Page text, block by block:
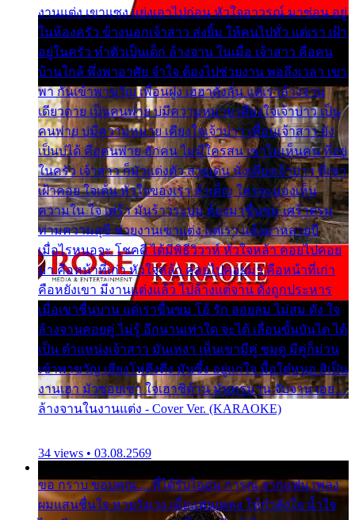
งานแต่ง เขาแซง แย่งเอาไปก่อน หัวใจอาวรณ์ มาซ่อน อยู่
ในห้องครัว ข้างนอกเจ้าสาว ส่งยิ้ม ให้คนไปทั่ว แต่เรา เฝ้า
อยู่ในครัว ทำตัวเป็นเด็ก ล้างจาน ในเมื่อ เจ้าสาว คือคน
บ้านใกล้ พึ่งพาอาศัย จำใจ ต้องไปช่วยงาน พอถึงเวลา เขา
พา กันเข้าพาขวัญ เพื่อนฝูง เฮฮาดังลั่น แต่เราล้างจาน
เดียวดาย เป็นคนพ่าย บ่มีความหมาย เคียงใจเจ้าบ่าว เป็น
คนพ่าย บ่มีความหมาย เคียงใจเจ้าบ่าว เพื่อนเจ้าสาว ยัง
เป็นบ่ได้ คือคนพ่าย ฮักคน ไม่มีใครสน เขาไม่เห็นคน ที่อยู่
ในครัว เจ้าสาว ก็มัวแต่งตัว สวยเด่น นั่งเคียงเจ้าบ่าว ที่เขา
เฝ้าคอย ใจเต้น หัวใจของเรา ลำเค็ญ ใครจะมองเห็น
ความใน ใจ เศร้า มันร้าวระบม ต้องมาขื่นขม เศร้าตรม
ท่ามความสุขี ช่วยงานเขาแต่ง แต่เรา แล้งมาหลายปี
เมื่อไรหนอจะ โชคดี ได้มีพิธีวิวาห์ หัวใจหล้า คอยไปคอย
มา คือหน้าที่เก่า หัวใจหล้า คอยไปคอยมา คือหน้าที่เก่า
คือหยังเขา มีงานแต่งแล้ว ไปล้างแต่จาน ดั่งถูกประหาร
เมื่อเขาชื่นบาน แต่เราขื่นขม โอ้ รัก ลอยลม ไม่สม ดัง ใจ
ล้างจานคอยคู่ ไม่รู้ อีกนานเท่าใด จะได้ เลื่อนขั้นบันได ได้
เป็น ตำแหน่งเจ้าสาว มันเหงา เห็นเขามีคู่ ซมดู มีคู่ก็ม่วน
เข้าพาขวัญ เสียงโห่ตึงตึง มันซึ้ง อยู่แก่ใจ มื้อใด๋หนอ สิเป็น
งานเฮา มัวซอยเขา ใจเฮาซิด้าน มันทรมาน จับจาน เอย…
ล้างจานในงานแต่ง - Cover Ver. (KARAOKE)
34 views • 03.08.2569
ขอ กราบ ขอบคุณ.... ที่ได้รับไออุ่น การุณ จากแฟน เพลง
ผมแสนชื่นใจ หายวังเวง เมื่อแฟนเพลง ให้กำลังใจ น้ำใจ